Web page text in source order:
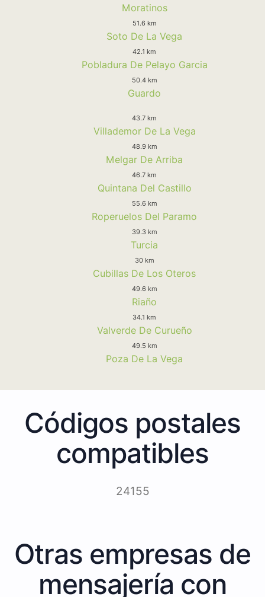
Moratinos
51.6 km
Soto De La Vega
42.1 km
Pobladura De Pelayo Garcia
50.4 km
Guardo
43.7 km
Villademor De La Vega
48.9 km
Melgar De Arriba
46.7 km
Quintana Del Castillo
55.6 km
Roperuelos Del Paramo
39.3 km
Turcia
30 km
Cubillas De Los Oteros
49.6 km
Riaño
34.1 km
Valverde De Curueño
49.5 km
Poza De La Vega
Códigos postales
compatibles
24155
Otras empresas de
mensajería con